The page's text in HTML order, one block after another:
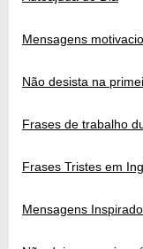
Mensagens
Não desista na
Frases de trabalho
Frases Tristes em
Mensagens